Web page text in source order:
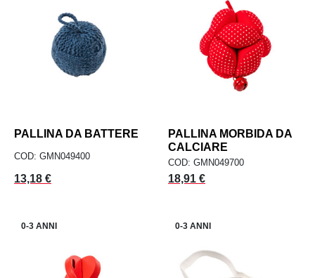
PALLINA DA BATTERE
COD: GMN049400
Prezzo
13,18 €
PALLINA MORBIDA DA
CALCIARE
COD: GMN049700
Prezzo
18,91 €
0-3 ANNI 0-3 ANNI